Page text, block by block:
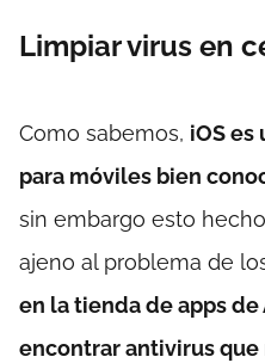
Limpiar virus en
Como sabemos, iOS es
para móviles bien
sin embargo esto
ajeno al problema de
en la tienda de apps
encontrar antivirus que